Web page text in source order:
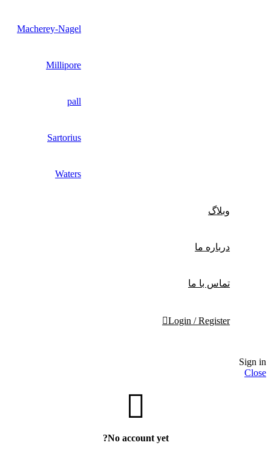
Macherey-Nagel
Millipore
pall
Sartorius
Waters
وبلاگ
درباره ما
تماس با ما
Login / Register
Sign in
Close
No account yet?